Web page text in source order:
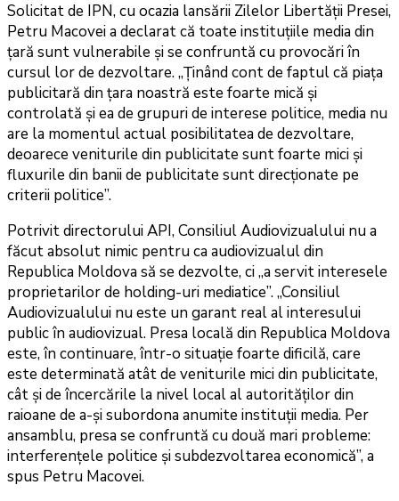
Solicitat de IPN, cu ocazia lansării Zilelor Libertății Presei,
Petru Macovei a declarat că toate instituțiile media din
țară sunt vulnerabile și se confruntă cu provocări în
cursul lor de dezvoltare. „Ținând cont de faptul că piața
publicitară din țara noastră este foarte mică și
controlată și ea de grupuri de interese politice, media nu
are la momentul actual posibilitatea de dezvoltare,
deoarece veniturile din publicitate sunt foarte mici și
fluxurile din banii de publicitate sunt direcționate pe
criterii politice”.
Potrivit directorului API, Consiliul Audiovizualului nu a
făcut absolut nimic pentru ca audiovizualul din
Republica Moldova să se dezvolte, ci „a servit interesele
proprietarilor de holding-uri mediatice”. „Consiliul
Audiovizualului nu este un garant real al interesului
public în audiovizual. Presa locală din Republica Moldova
este, în continuare, într-o situație foarte dificilă, care
este determinată atât de veniturile mici din publicitate,
cât și de încercările la nivel local al autorităților din
raioane de a-și subordona anumite instituții media. Per
ansamblu, presa se confruntă cu două mari probleme:
interferențele politice și subdezvoltarea economică”, a
spus Petru Macovei.